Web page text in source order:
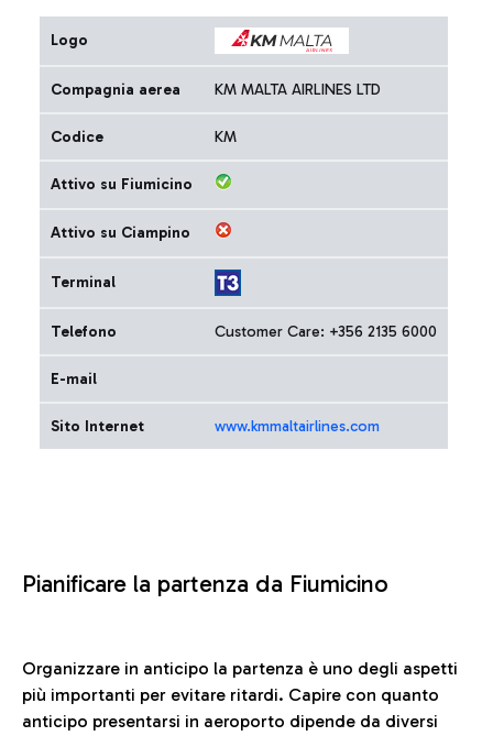
Logo
Compagnia aerea KM MALTA AIRLINES LTD
Codice KM
Attivo su Fiumicino
Attivo su Ciampino
Terminal
Telefono Customer Care: +356 2135 6000
E-mail
Sito Internet www.kmmaltairlines.com
Pianificare la partenza da Fiumicino
Organizzare in anticipo la partenza è uno degli aspetti
più importanti per evitare ritardi. Capire con quanto
anticipo presentarsi in aeroporto dipende da diversi